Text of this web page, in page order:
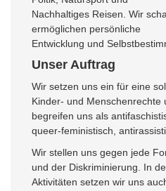
Nachhaltiges Reisen. Wir
ermöglichen persönliche
Entwicklung und
Unser Auftrag
Wir setzen uns ein für eine
Kinder- und Menschenrechte
begreifen uns als
queer-feministisch,
Wir stellen uns gegen jede
und der Diskriminierung. In
Aktivitäten setzen wir uns